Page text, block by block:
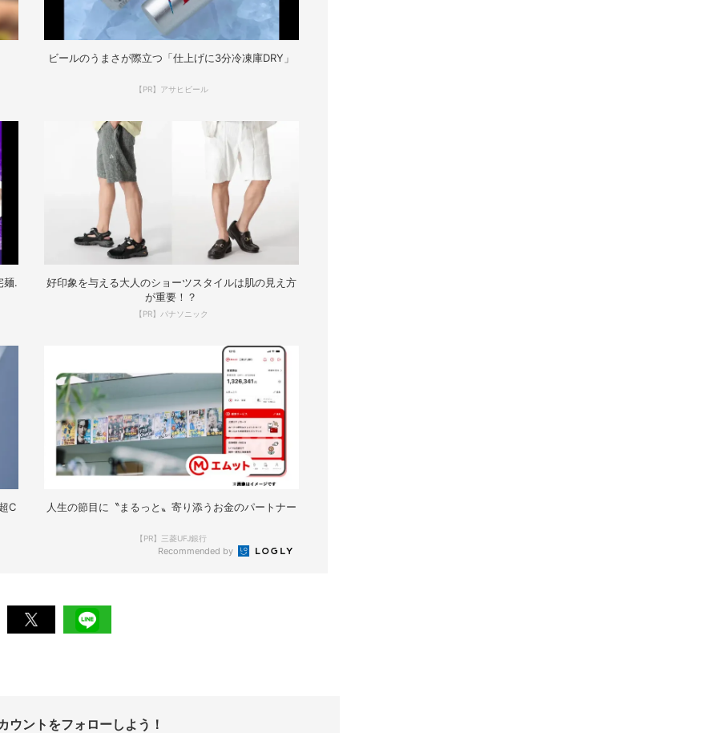
ビールのうまさが際立つ「仕上げに3分冷凍庫DRY」
【PR】アサヒビール
麺.
好印象を与える大人のショーツスタイルは肌の見え方
が重要！？
【PR】パナソニック
C 人生の節目に〝まるっと〟寄り添うお金のパートナー
【PR】三菱UFJ銀行
Recommended by
ウントをフォローしよう！